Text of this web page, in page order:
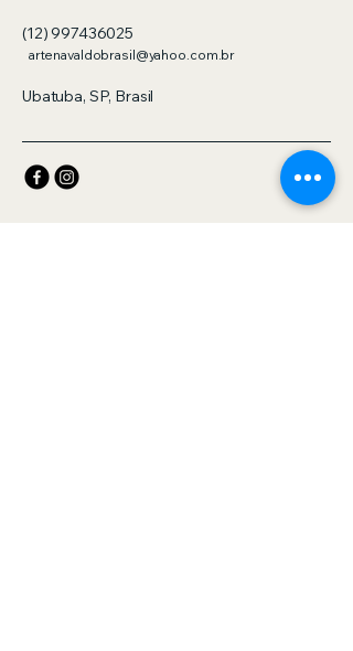
(12) 997436025
artenavaldobrasil@yahoo.com.br
Ubatuba, SP, Brasil